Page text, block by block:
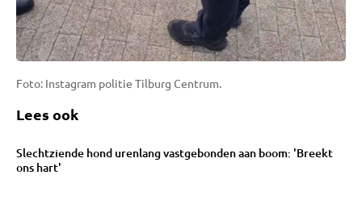
Foto: Instagram politie Tilburg Centrum.
Lees ook
Slechtziende hond urenlang vastgebonden aan boom: 'Breekt
ons hart'